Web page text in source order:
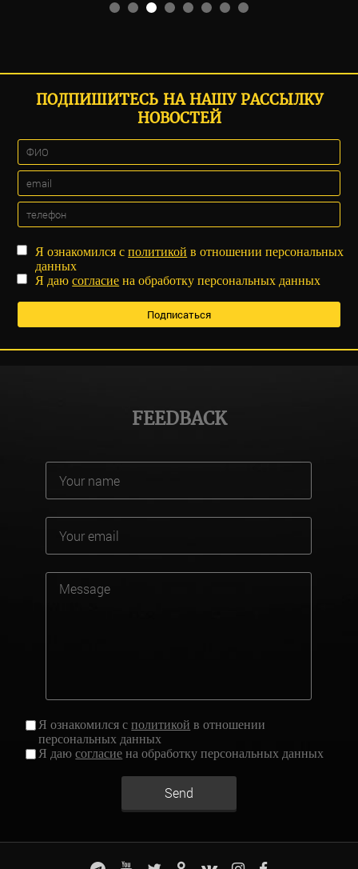
ПОДПИШИТЕСЬ НА НАШУ РАССЫЛКУ
НОВОСТЕЙ
Я ознакомился сполитикой в отношении персональных
данных
Я даюсогласие на обработку персональных данных
FEEDBACK
Я ознакомился сполитикой в отношении
персональных данных
Я даюсогласие на обработку персональных данных
Send